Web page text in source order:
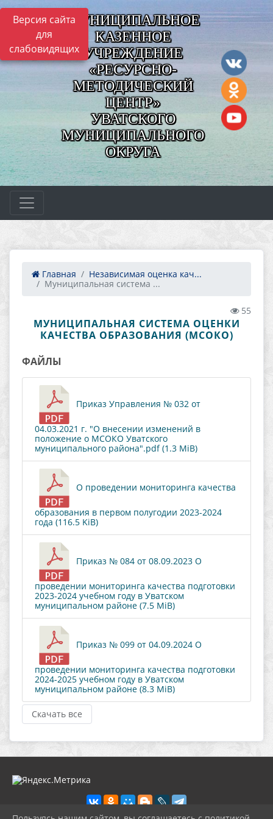
Версия сайта
для
слабовидящих
МУНИЦИПАЛЬНОЕ
КАЗЕННОЕ
УЧРЕЖДЕНИЕ
«РЕСУРСНО-
МЕТОДИЧЕСКИЙ
ЦЕНТР»
УВАТСКОГО
МУНИЦИПАЛЬНОГО
ОКРУГА
Главная
Независимая оценка кач...
Муниципальная система ...
55
МУНИЦИПАЛЬНАЯ СИСТЕМА ОЦЕНКИ
КАЧЕСТВА ОБРАЗОВАНИЯ (МСОКО)
ФАЙЛЫ
Приказ Управления № 032 от
04.03.2021 г. "О внесении изменений в
положение о МСОКО Уватского
муниципального района".pdf (1.3 MiB)
О проведении мониторинга качества
образования в первом полугодии 2023-2024
года (116.5 KiB)
Приказ № 084 от 08.09.2023 О
проведении мониторинга качества подготовки
2023-2024 учебном году в Уватском
муниципальном районе (7.5 MiB)
Приказ № 099 от 04.09.2024 О
проведении мониторинга качества подготовки
2024-2025 учебном году в Уватском
муниципальном районе (8.3 MiB)
Скачать все